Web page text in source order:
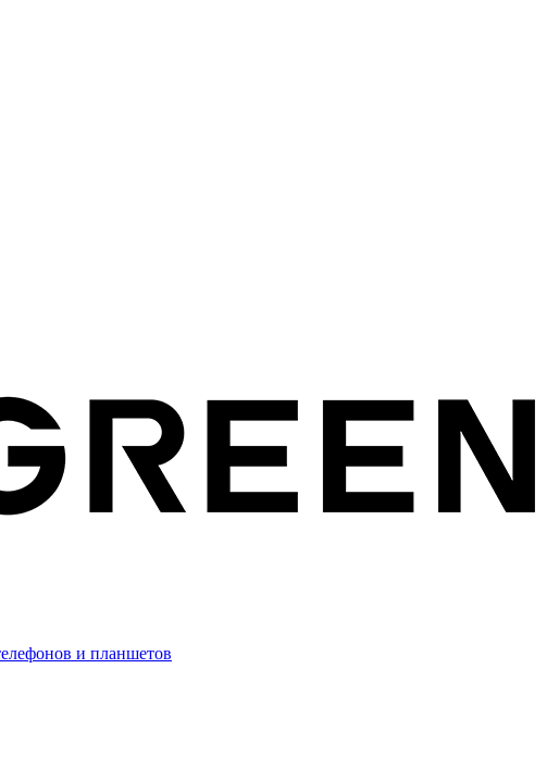
и планшетов